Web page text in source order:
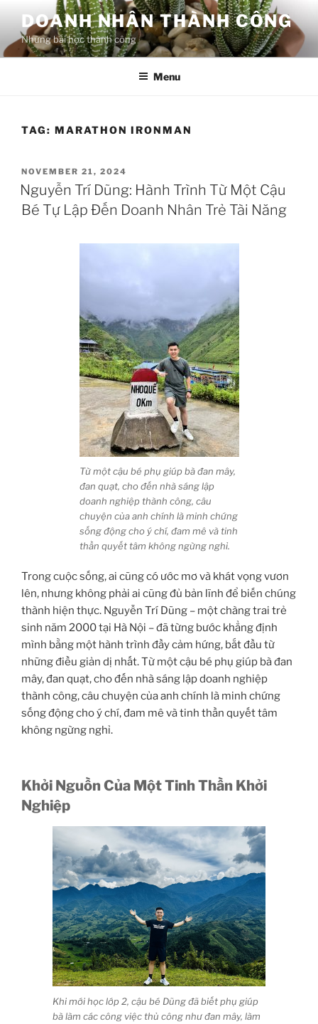
content
DOANH NHÂN THÀNH CÔNG
Những bài học thành công
Menu
TAG: MARATHON IRONMAN
POSTED
ON
NOVEMBER 21, 2024
Nguyễn Trí Dũng: Hành Trình Từ Một Cậu
Bé Tự Lập Đến Doanh Nhân Trẻ Tài Năng
Từ một cậu bé phụ giúp bà đan mây,
đan quạt, cho đến nhà sáng lập
doanh nghiệp thành công, câu
chuyện của anh chính là minh chứng
sống động cho ý chí, đam mê và tinh
thần quyết tâm không ngừng nghỉ.
Trong cuộc sống, ai cũng có ước mơ và khát vọng vươn
lên, nhưng không phải ai cũng đủ bản lĩnh để biến chúng
thành hiện thực. Nguyễn Trí Dũng – một chàng trai trẻ
sinh năm 2000 tại Hà Nội – đã từng bước khẳng định
mình bằng một hành trình đầy cảm hứng, bắt đầu từ
những điều giản dị nhất. Từ một cậu bé phụ giúp bà đan
mây, đan quạt, cho đến nhà sáng lập doanh nghiệp
thành công, câu chuyện của anh chính là minh chứng
sống động cho ý chí, đam mê và tinh thần quyết tâm
không ngừng nghỉ.
Khởi Nguồn Của Một Tinh Thần Khởi
Nghiệp
Khi mới học lớp 2, cậu bé Dũng đã biết phụ giúp
bà làm các công việc thủ công như đan mây, làm